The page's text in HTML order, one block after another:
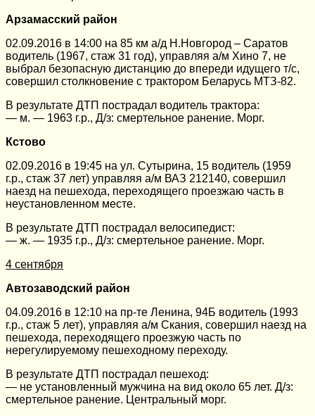
Арзамасский район
02.09.2016 в 14:00 на 85 км а/д Н.Новгород – Саратов
водитель (1967, стаж 31 год), управляя а/м Хино 7, не
выбрал безопасную дистанцию до впереди идущего т/с,
совершил столкновение с трактором Беларусь МТЗ-82.
В результате ДТП пострадал водитель трактора:
— м. — 1963 г.р., Д/з: смертельное ранение. Морг.
Кстово
02.09.2016 в 19:45 на ул. Сутырина, 15 водитель (1959
г.р., стаж 37 лет) управляя а/м ВАЗ 212140, совершил
наезд на пешехода, переходящего проезжаю часть в
неустановленном месте.
В результате ДТП пострадал велосипедист:
— ж. — 1935 г.р., Д/з: смертельное ранение. Морг.
4 сентября
Автозаводский район
04.09.2016 в 12:10 на пр-те Ленина, 94Б водитель (1993
г.р., стаж 5 лет), управляя а/м Скания, совершил наезд на
пешехода, переходящего проезжую часть по
нерегулируемому пешеходному переходу.
В результате ДТП пострадал пешеход:
— не установленный мужчина на вид около 65 лет. Д/з:
смертельное ранение. Центральный морг.